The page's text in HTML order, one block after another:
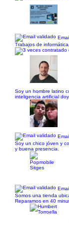
Trabajos de
Soy un hombre latino
inteligencia artificial
Soy un chico jóven y
y buena presencia.
Somos una tienda
Reparamos en 40